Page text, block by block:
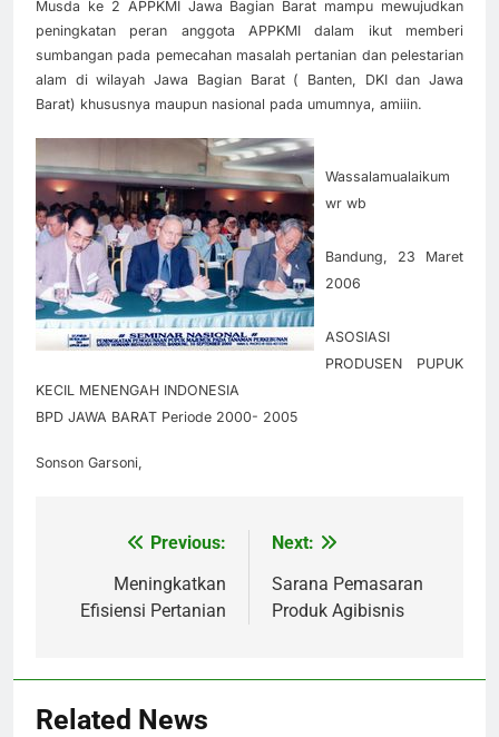
Musda ke 2 APPKMI Jawa Bagian Barat mampu mewujudkan
peningkatan peran anggota APPKMI dalam ikut memberi
sumbangan pada pemecahan masalah pertanian dan pelestarian
alam di wilayah Jawa Bagian Barat ( Banten, DKI dan Jawa
Barat) khususnya maupun nasional pada umumnya, amiiin.
Wassalamualaikum
wr wb
Bandung, 23 Maret
2006
ASOSIASI
PRODUSEN PUPUK
KECIL MENENGAH INDONESIA
BPD JAWA BARAT Periode 2000- 2005
Sonson Garsoni,
NavigasiPrevious:
Meningkatkan
Efisiensi Pertanian
Next:
Sarana Pemasaran
Produk Agibisnis
Related News